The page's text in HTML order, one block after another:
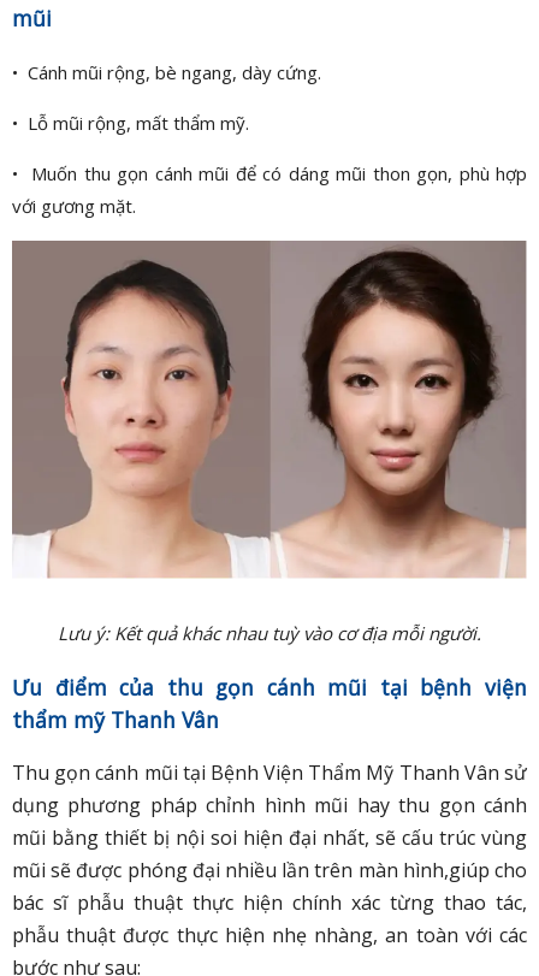
mũi
• Cánh mũi rộng, bè ngang, dày cứng.
• Lỗ mũi rộng, mất thẩm mỹ.
• Muốn thu gọn cánh mũi để có dáng mũi thon gọn, phù hợp
với gương mặt.
Lưu ý: Kết quả khác nhau tuỳ vào cơ địa mỗi người.
Ưu điểm của thu gọn cánh mũi tại bệnh viện
thẩm mỹ Thanh Vân
Thu gọn cánh mũi tại Bệnh Viện Thẩm Mỹ Thanh Vân sử
dụng phương pháp chỉnh hình mũi hay thu gọn cánh
mũi bằng thiết bị nội soi hiện đại nhất, sẽ cấu trúc vùng
mũi sẽ được phóng đại nhiều lần trên màn hình,giúp cho
bác sĩ phẫu thuật thực hiện chính xác từng thao tác,
phẫu thuật được thực hiện nhẹ nhàng, an toàn với các
bước như sau: